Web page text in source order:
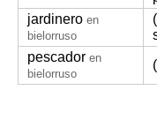
jardinero en
bielorruso
pescador en
bielorruso